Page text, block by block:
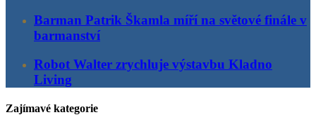
Barman Patrik Škamla míří na světové finále v
barmanství
Robot Walter zrychluje výstavbu Kladno
Living
Zajímavé kategorie